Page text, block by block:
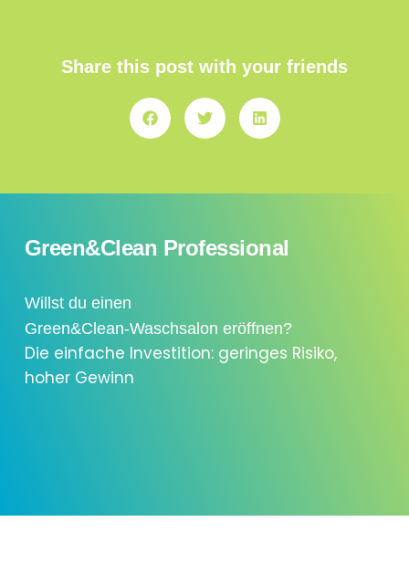
Share this post with your friends
Green&Clean Professional
Willst du einen
Green&Clean-Waschsalon eröffnen?
Die einfache Investition: geringes Risiko,
hoher Gewinn